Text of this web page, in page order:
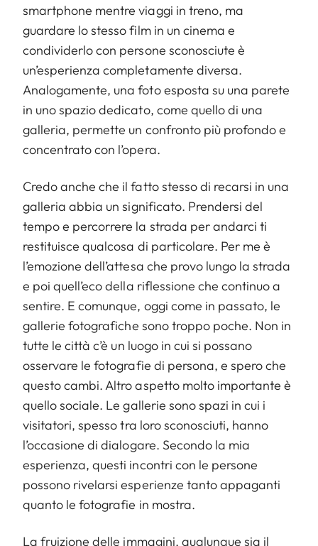
smartphone mentre viaggi in treno, ma
guardare lo stesso film in un cinema e
condividerlo con persone sconosciute è
un’esperienza completamente diversa.
Analogamente, una foto esposta su una parete
in uno spazio dedicato, come quello di una
galleria, permette un confronto più profondo e
concentrato con l’opera.
Credo anche che il fatto stesso di recarsi in una
galleria abbia un significato. Prendersi del
tempo e percorrere la strada per andarci ti
restituisce qualcosa di particolare. Per me è
l’emozione dell’attesa che provo lungo la strada
e poi quell’eco della riflessione che continuo a
sentire. E comunque, oggi come in passato, le
gallerie fotografiche sono troppo poche. Non in
tutte le città c’è un luogo in cui si possano
osservare le fotografie di persona, e spero che
questo cambi. Altro aspetto molto importante è
quello sociale. Le gallerie sono spazi in cui i
visitatori, spesso tra loro sconosciuti, hanno
l’occasione di dialogare. Secondo la mia
esperienza, questi incontri con le persone
possono rivelarsi esperienze tanto appaganti
quanto le fotografie in mostra.
La fruizione delle immagini, qualunque sia il